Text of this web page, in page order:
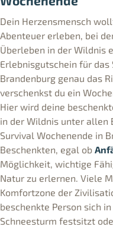
Dein Herzensmensch
Abenteuer erleben, bei
Überleben in der Wildnis
Erlebnisgutschein für das
Brandenburg genau das
verschenkst du ein
Hier wird deine
in der Wildnis unter allen
Survival Wochenende in
Beschenkten, egal ob
Möglichkeit, wichtige
Natur zu erlernen. Viele
Komfortzone der
beschenkte Person sich
Schneesturm festsitzt